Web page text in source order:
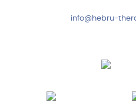
info@hebru-